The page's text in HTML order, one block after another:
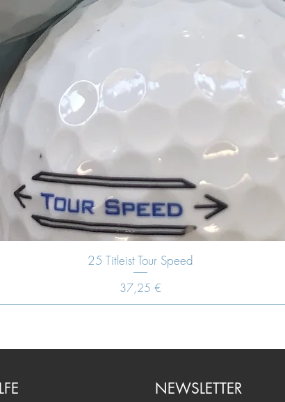
25 Titleist Tour Speed
Preis
37,25 €
NEWSLETTER